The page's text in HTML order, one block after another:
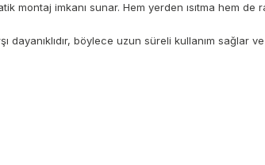
montaj imkanı sunar. Hem yerden ısıtma hem
böylece uzun süreli kullanım sağlar